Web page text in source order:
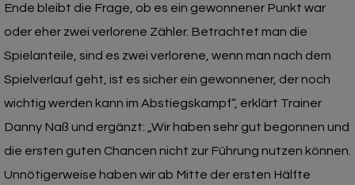
Ende bleibt die Frage, ob es ein gewonnener Punkt war
oder eher zwei verlorene Zähler. Betrachtet man die
Spielanteile, sind es zwei verlorene, wenn man nach dem
Spielverlauf geht, ist es sicher ein gewonnener, der noch
wichtig werden kann im Abstiegskampf“, erklärt Trainer
Danny Naß und ergänzt: „Wir haben sehr gut begonnen und
die ersten guten Chancen nicht zur Führung nutzen können.
Unnötigerweise haben wir ab Mitte der ersten Hälfte